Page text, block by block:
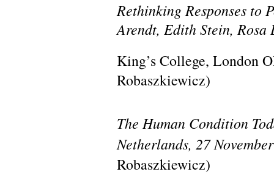
Rethinking Responses to
Arendt, Edith Stein, Rosa
King’s College, London
Robaszkiewicz)
The Human Condition
Netherlands, 27
Robaszkiewicz)